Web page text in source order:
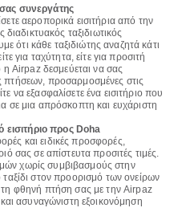
συνεργάτης
αεροπορικά εισιτήρια από την
ταξιδιωτικός
ότι κάθε ταξιδιώτης αναζητά κάτι
για ταχύτητα, είτε για προσιτή
η Airpaz δεσμεύεται να σας
πτήσεων, προσαρμοσμένες στις
να εξασφαλίσετε ένα εισιτήριο που
σε μια απρόσκοπτη και ευχάριστη
προς Doha
και ειδικές προσφορές,
σας σε απίστευτα προσιτές τιμές.
χωρίς συμβιβασμούς στην
στον προορισμό των ονείρων
τη φθηνή πτήση σας με την Airpaz
και ασυναγώνιστη εξοικονόμηση